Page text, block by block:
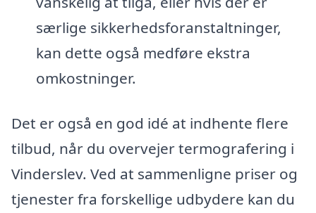
særlige sikkerhedsforanstaltninger,
kan dette også medføre ekstra
omkostninger.
Det er også en god idé at indhente flere
tilbud, når du overvejer termografering i
Vinderslev. Ved at sammenligne priser og
tjenester fra forskellige udbydere kan du